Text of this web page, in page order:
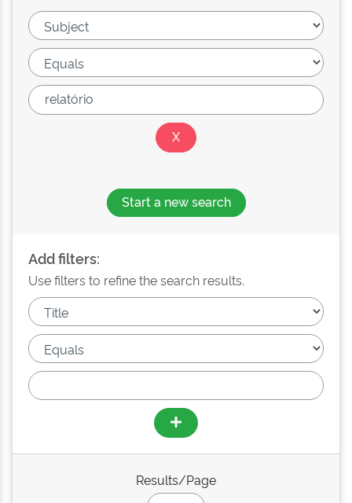
Start a new search
Add filters:
Use filters to refine the search results.
Results/Page